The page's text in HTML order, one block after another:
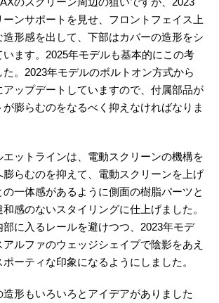
ンサポートを見せ、フロントフェイス上
形感を出して、下部はカバーの造形をシ
います。2025年モデルも基本的にこの考
た。2023年モデルのボルトオン方式から
アップデートしていますので、付属部品が
膨らむのをなるべく抑えなければなりま
ットラインは、電動スクリーンの機構を
らむのを抑えて、電動スクリーンを上げ
一体感があるように側面の樹脂パーツと
感のないスタイリングに仕上げました。
に入るレールを避けつつ、2023年モデ
ルファのウェッジシェイプで陰影をあえ
ーティな印象になるようにしました。
造形もいろいろとアイデアがありました